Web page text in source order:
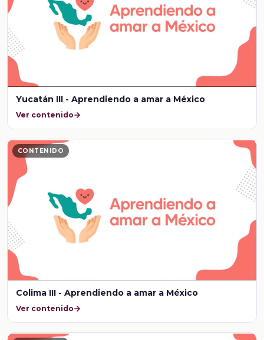
Yucatán III - Aprendiendo a amar a México
Ver contenido
CONTENIDO
Colima III - Aprendiendo a amar a México
Ver contenido